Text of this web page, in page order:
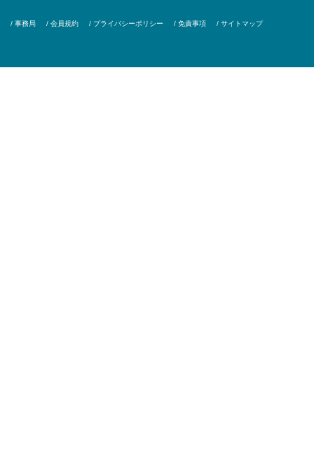
/ 事務局 / 会員規約 / プライバシーポリシー / 免責事項 / サイトマップ